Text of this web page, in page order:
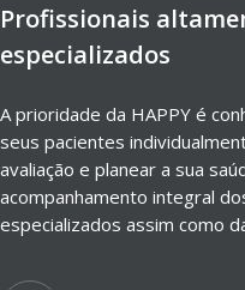
Profissionais
especializados
A prioridade da HAPPY é
seus pacientes
avaliação e planear a sua
acompanhamento integral
especializados assim como